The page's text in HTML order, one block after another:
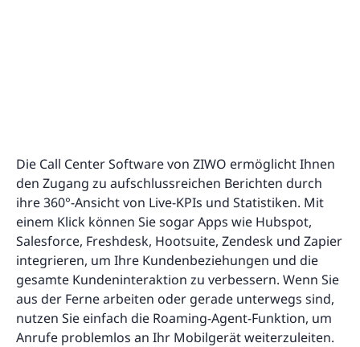
Die Call Center Software von ZIWO ermöglicht Ihnen
den Zugang zu aufschlussreichen Berichten durch
ihre 360°-Ansicht von Live-KPIs und Statistiken. Mit
einem Klick können Sie sogar Apps wie Hubspot,
Salesforce, Freshdesk, Hootsuite, Zendesk und Zapier
integrieren, um Ihre Kundenbeziehungen und die
gesamte Kundeninteraktion zu verbessern. Wenn Sie
aus der Ferne arbeiten oder gerade unterwegs sind,
nutzen Sie einfach die Roaming-Agent-Funktion, um
Anrufe problemlos an Ihr Mobilgerät weiterzuleiten.